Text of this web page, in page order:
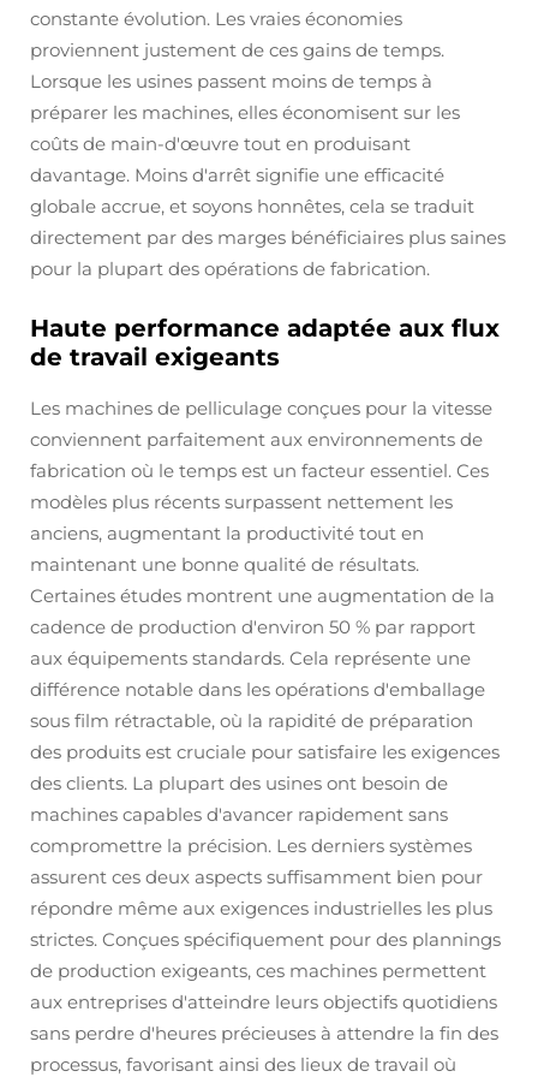
constante évolution. Les vraies économies
proviennent justement de ces gains de temps.
Lorsque les usines passent moins de temps à
préparer les machines, elles économisent sur les
coûts de main-d'œuvre tout en produisant
davantage. Moins d'arrêt signifie une efficacité
globale accrue, et soyons honnêtes, cela se traduit
directement par des marges bénéficiaires plus saines
pour la plupart des opérations de fabrication.
Haute performance adaptée aux flux
de travail exigeants
Les machines de pelliculage conçues pour la vitesse
conviennent parfaitement aux environnements de
fabrication où le temps est un facteur essentiel. Ces
modèles plus récents surpassent nettement les
anciens, augmentant la productivité tout en
maintenant une bonne qualité de résultats.
Certaines études montrent une augmentation de la
cadence de production d'environ 50 % par rapport
aux équipements standards. Cela représente une
différence notable dans les opérations d'emballage
sous film rétractable, où la rapidité de préparation
des produits est cruciale pour satisfaire les exigences
des clients. La plupart des usines ont besoin de
machines capables d'avancer rapidement sans
compromettre la précision. Les derniers systèmes
assurent ces deux aspects suffisamment bien pour
répondre même aux exigences industrielles les plus
strictes. Conçues spécifiquement pour des plannings
de production exigeants, ces machines permettent
aux entreprises d'atteindre leurs objectifs quotidiens
sans perdre d'heures précieuses à attendre la fin des
processus, favorisant ainsi des lieux de travail où